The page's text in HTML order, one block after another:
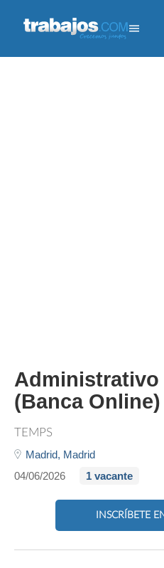
Administrativo
(Banca Online)
TEMPS
Madrid, Madrid
04/06/2026
1 vacante
INSCRÍBETE